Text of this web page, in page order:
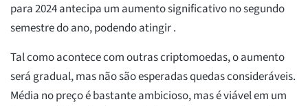
para 2024 antecipa um aumento significativo no segundo
semestre do ano, podendo atingir.
Tal como acontece com outras criptomoedas, o aumento
será gradual, mas não são esperadas quedas consideráveis.
Média no preço é bastante ambicioso, mas é viável em um